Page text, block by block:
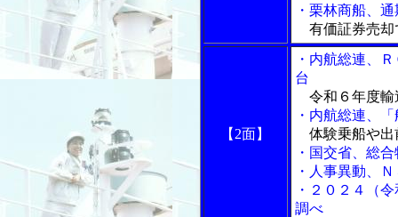
・栗林商船、
有価証券売却
【2面】
・内航総連、
台
令和６年度輸
・内航総連、
体験乗船や
・国交省、総
・人事異動、
・２０２４（
調べ